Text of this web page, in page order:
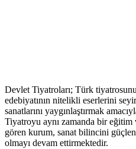
Devlet Tiyatroları; Türk
edebiyatının nitelikli eserlerini
sanatlarını yaygınlaştırmak
Tiyatroyu aynı zamanda bir eğitim
gören kurum, sanat bilincini
olmayı devam ettirmektedir.